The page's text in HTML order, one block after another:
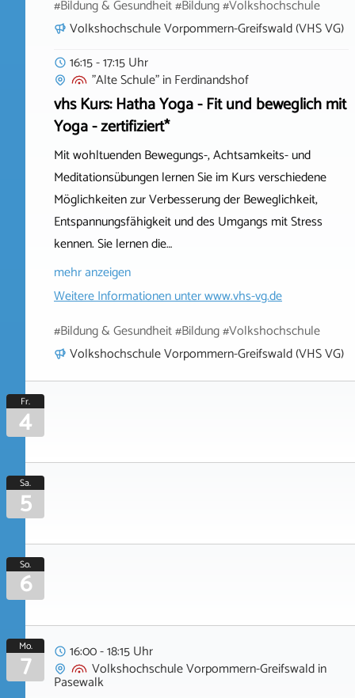
#Bildung & Gesundheit #Bildung #Volkshochschule
Volkshochschule Vorpommern-Greifswald (VHS VG)
16:15 - 17:15 Uhr
"Alte Schule"inFerdinandshof
vhs Kurs: Hatha Yoga - Fit und beweglich mit
Yoga - zertifiziert*
Mit wohltuenden Bewegungs-, Achtsamkeits- und
Meditationsübungen lernen Sie im Kurs verschiedene
Möglichkeiten zur Verbesserung der Beweglichkeit,
Entspannungsfähigkeit und des Umgangs mit Stress
kennen. Sie lernen die…
mehr anzeigen
Weitere Informationen unterwww.vhs-vg.de
#Bildung & Gesundheit #Bildung #Volkshochschule
Volkshochschule Vorpommern-Greifswald (VHS VG)
Fr.
4
Sa.
5
So.
6
Mo.
7
16:00 - 18:15 Uhr
Volkshochschule Vorpommern-Greifswaldin
Pasewalk